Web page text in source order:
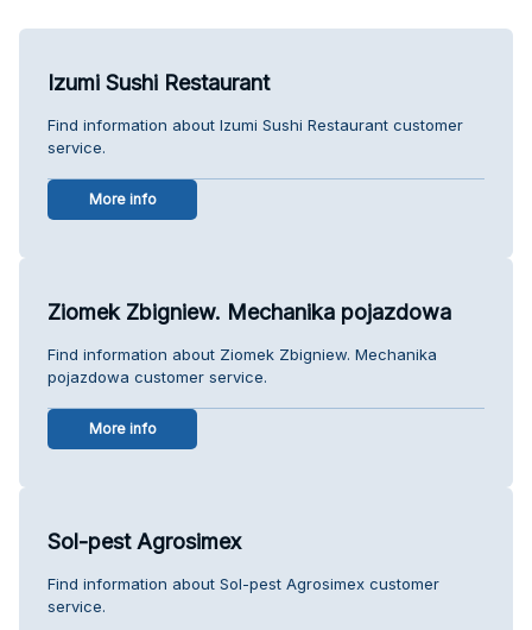
Izumi Sushi Restaurant
Find information about Izumi Sushi Restaurant customer
service.
More info
Ziomek Zbigniew. Mechanika pojazdowa
Find information about Ziomek Zbigniew. Mechanika
pojazdowa customer service.
More info
Sol-pest Agrosimex
Find information about Sol-pest Agrosimex customer
service.